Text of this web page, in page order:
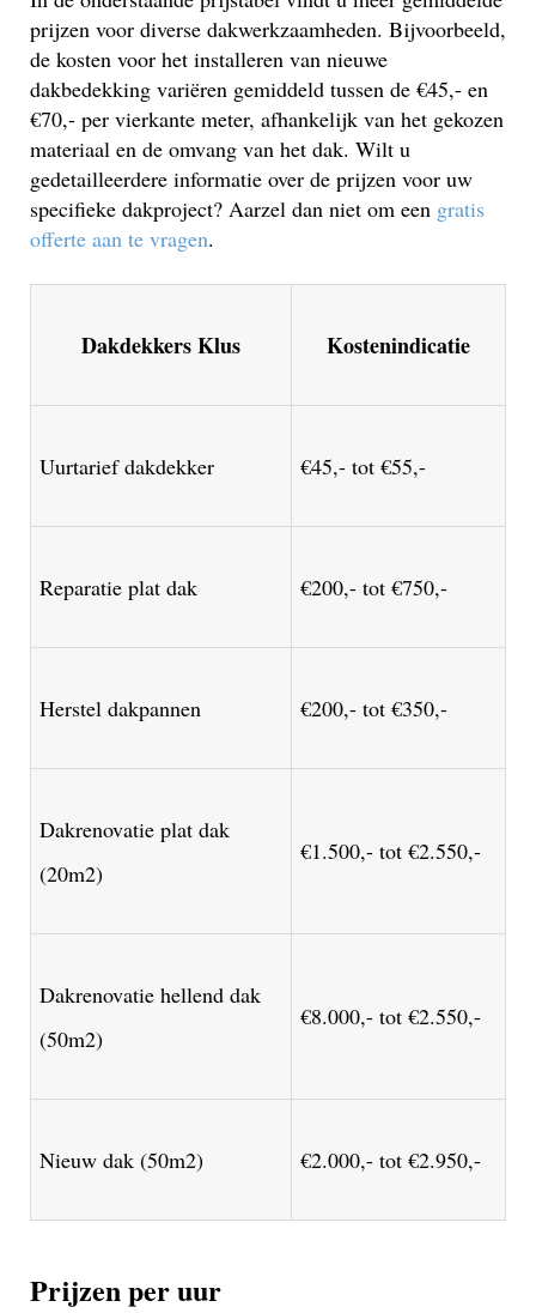
prijzen voor diverse dakwerkzaamheden. Bijvoorbeeld,
de kosten voor het installeren van nieuwe
dakbedekking variëren gemiddeld tussen de €45,- en
€70,- per vierkante meter, afhankelijk van het gekozen
materiaal en de omvang van het dak. Wilt u
gedetailleerdere informatie over de prijzen voor uw
specifieke dakproject? Aarzel dan niet om een gratis
offerte aan te vragen.
Dakdekkers Klus Kostenindicatie
Uurtarief dakdekker €45,- tot €55,-
Reparatie plat dak €200,- tot €750,-
Herstel dakpannen €200,- tot €350,-
Dakrenovatie plat dak
(20m2)
€1.500,- tot €2.550,-
Dakrenovatie hellend dak
(50m2)
€8.000,- tot €2.550,-
Nieuw dak (50m2) €2.000,- tot €2.950,-
Prijzen per uur